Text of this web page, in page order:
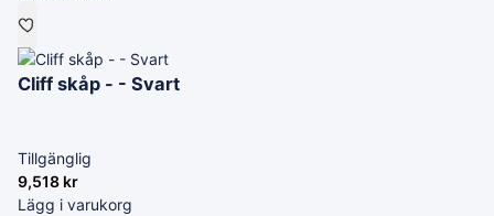
Cliff skåp - - Svart
Tillgänglig
9,518 kr
Lägg i varukorg